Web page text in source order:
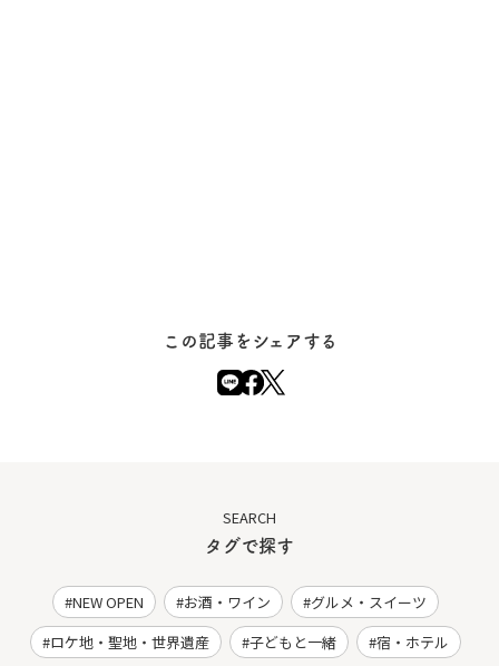
この記事をシェアする
SEARCH
タグで探す
NEW OPEN お酒・ワイン
グルメ・スイーツ
ロケ地・聖地・世界遺産
子どもと一緒 宿・ホテル